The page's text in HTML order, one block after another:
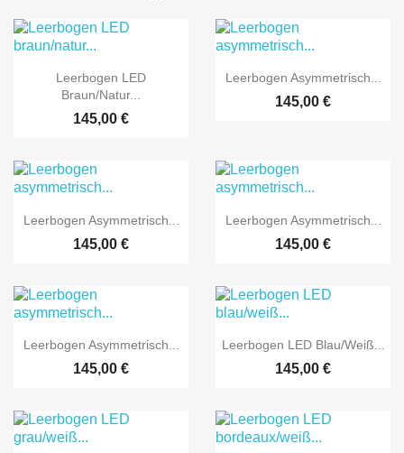
 Vorschau
Leerbogen LED
Braun/natur...
145,00 €
 Vorschau
Leerbogen Asymmetrisch...
145,00 €
 Vorschau
Leerbogen Asymmetrisch...
145,00 €
 Vorschau
Leerbogen Asymmetrisch...
145,00 €
 Vorschau
Leerbogen Asymmetrisch...
145,00 €
 Vorschau
Leerbogen LED Blau/weiß...
145,00 €